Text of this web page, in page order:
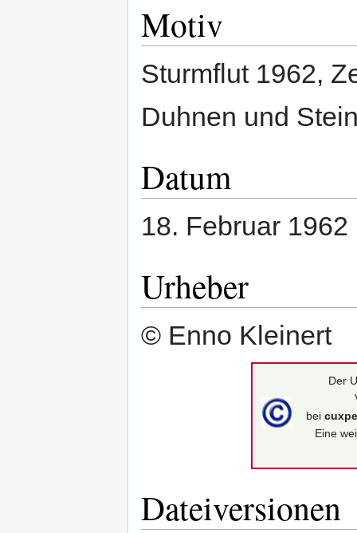
Motiv
Sturmflut 1962,
Duhnen und
Datum
18. Februar 1962
Urheber
© Enno Kleinert
Der
bei
Eine
Dateiversionen